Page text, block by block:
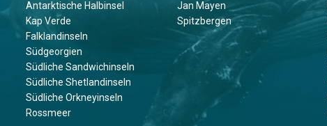
Antarktische Halbinsel
Kap Verde
Falklandinseln
Südgeorgien
Südliche Sandwichinseln
Südliche Shetlandinseln
Südliche Orkneyinseln
Rossmeer
Jan Mayen
Spitzbergen